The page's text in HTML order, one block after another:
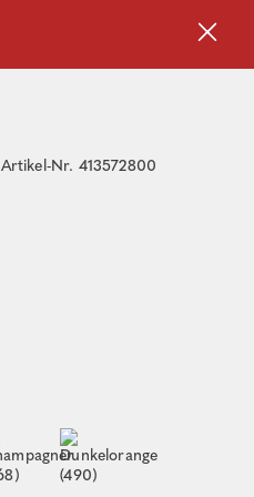
Artikel-Nr. 413572800